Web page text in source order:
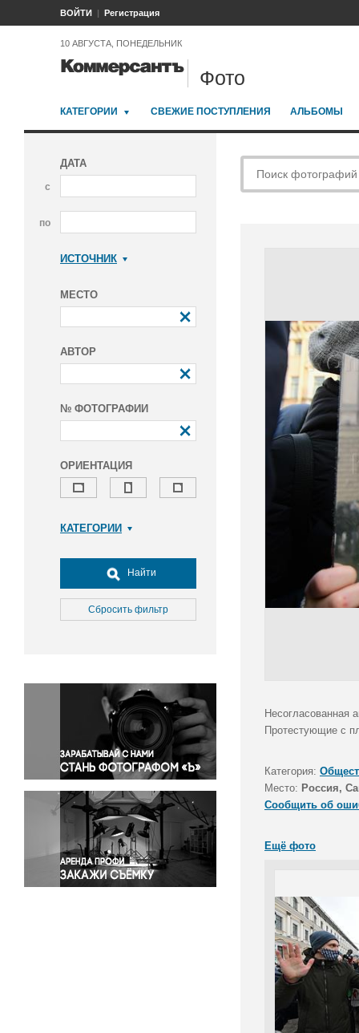
ВОЙТИ Регистрация
10 АВГУСТА, ПОНЕДЕЛЬНИК
Фото
КАТЕГОРИИ СВЕЖИЕ ПОСТУПЛЕНИЯ АЛЬБОМЫ
ДАТА
с
по
ИСТОЧНИК
МЕСТО
АВТОР
№ ФОТОГРАФИИ
ОРИЕНТАЦИЯ
КАТЕГОРИИ
Досуг, туризм и отдых
Культура
Медицина
Окружающая среда
Политика
Правосудие
Происшествия и конфликты
Религия
Светская жизнь
Спорт
Экология
Экономика и бизнес
Найти
Сбросить фильтр
Несогласованная
Протестующие с
Категория:
Место: Россия,
Сообщить об
Ещё фото